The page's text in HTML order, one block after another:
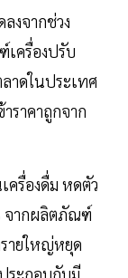
งจากช่วง
ครื่องปรับ
าดในประเทศ
ราคาถูกจาก
รื่องดื่ม หดตัว
จากผลิตภัณฑ์
ายใหญ่หยุด